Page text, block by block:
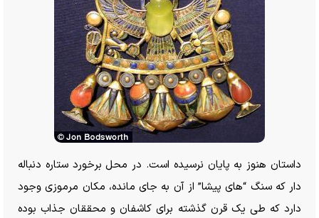
داستان هنوز به پایان نرسیده است. در محل برخورد ستاره دنباله
دار که سنگ “های پیشا” از آن به جای مانده، مکان مرموزی وجود
دارد که طی یک قرن گذشته برای کاشفان و محققان جذاب بوده